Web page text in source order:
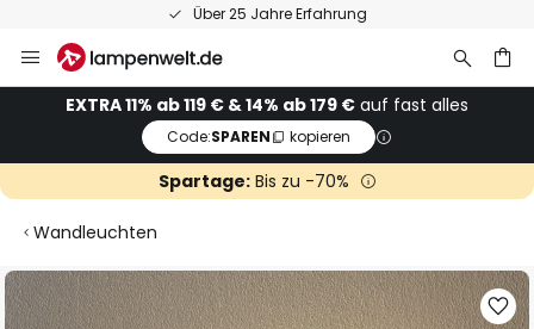
Über 25 Jahre Erfahrung
Inhalt
springenEXTRA 11% ab 119 € & 14% ab 179 € auf fast alles
Code:SPAREN kopieren
Spartage:Bis zu -70%
Wandleuchten
Zum
Ende